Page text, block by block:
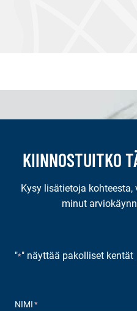
KIINNOSTUITKO
Kysy lisätietoja
minut
"*" näyttää pakolliset kentät
NIMI *